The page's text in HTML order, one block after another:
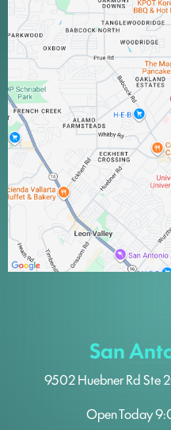
San
9502 Huebner RdSte
Open Today